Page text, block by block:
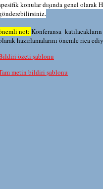
konular dışında genel
not: Konferansa
hazırlamalarını önemle rica
özeti şablonu
metin bildiri şablonu